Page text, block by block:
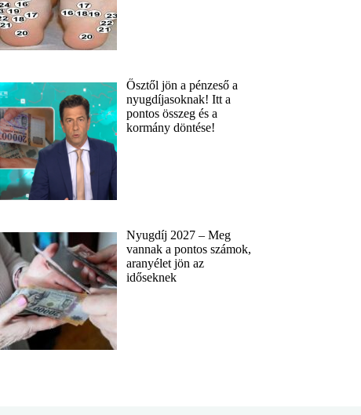
Ősztől jön a pénzeső a
nyugdíjasoknak! Itt a
pontos összeg és a
kormány döntése!
Nyugdíj 2027 – Meg
vannak a pontos számok,
aranyélet jön az
időseknek